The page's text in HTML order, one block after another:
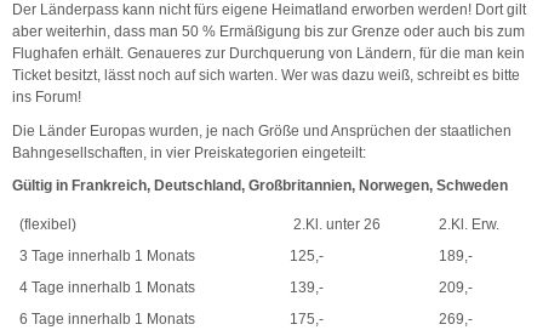
Der Länderpass kann nicht fürs eigene Heimatland erworben werden! Dort gilt
aber weiterhin, dass man 50 % Ermäßigung bis zur Grenze oder auch bis zum
Flughafen erhält. Genaueres zur Durchquerung von Ländern, für die man kein
Ticket besitzt, lässt noch auf sich warten. Wer was dazu weiß, schreibt es bitte
ins Forum!
Die Länder Europas wurden, je nach Größe und Ansprüchen der staatlichen
Bahngesellschaften, in vier Preiskategorien eingeteilt:
Gültig in Frankreich, Deutschland, Großbritannien, Norwegen, Schweden
(flexibel) 2.Kl. unter 26
2.Kl. Erw.
3 Tage innerhalb 1 Monats
125,-
189,-
4 Tage innerhalb 1 Monats
139,-
209,-
6 Tage innerhalb 1 Monats
175,-
269,-